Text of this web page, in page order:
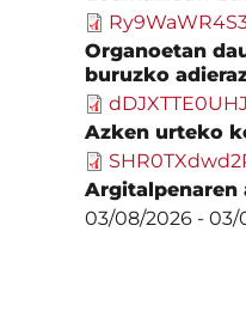
Organoetan
buruzko
Azken urteko
Argitalpenaren
03/08/2026 -03/